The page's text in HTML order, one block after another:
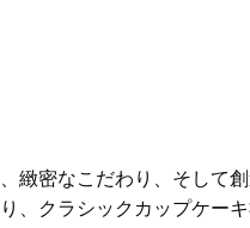
緻密なこだわり、そして
、クラシックカップケー